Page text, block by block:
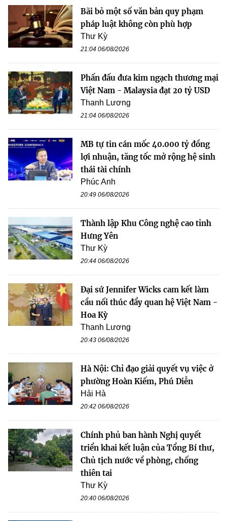
Bãi bỏ một số văn bản quy phạm
pháp luật không còn phù hợp
Thư Kỳ
21:04 06/08/2026
Phấn đấu đưa kim ngạch thương mại
Việt Nam - Malaysia đạt 20 tỷ USD
Thanh Lương
21:04 06/08/2026
MB tự tin cán mốc 40.000 tỷ đồng
lợi nhuận, tăng tốc mở rộng hệ sinh
thái tài chính
Phúc Anh
20:49 06/08/2026
Thành lập Khu Công nghệ cao tỉnh
Hưng Yên
Thư Kỳ
20:44 06/08/2026
Đại sứ Jennifer Wicks cam kết làm
cầu nối thúc đẩy quan hệ Việt Nam -
Hoa Kỳ
Thanh Lương
20:43 06/08/2026
Hà Nội: Chỉ đạo giải quyết vụ việc ở
phường Hoàn Kiếm, Phú Diễn
Hải Hà
20:42 06/08/2026
Chính phủ ban hành Nghị quyết
triển khai kết luận của Tổng Bí thư,
Chủ tịch nước về phòng, chống
thiên tai
Thư Kỳ
20:40 06/08/2026